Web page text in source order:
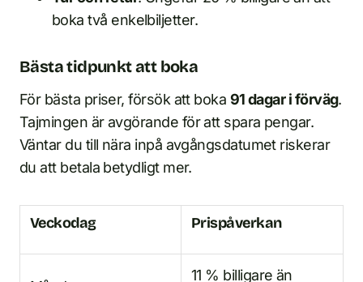
boka två enkelbiljetter.
Bästa tidpunkt att boka
För bästa priser, försök att boka 91 dagar i förväg.
Tajmingen är avgörande för att spara pengar.
Väntar du till nära inpå avgångsdatumet riskerar
du att betala betydligt mer.
Veckodag Prispåverkan
11 % billigare än